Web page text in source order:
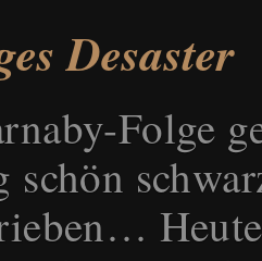
Desaster
Folge
schön